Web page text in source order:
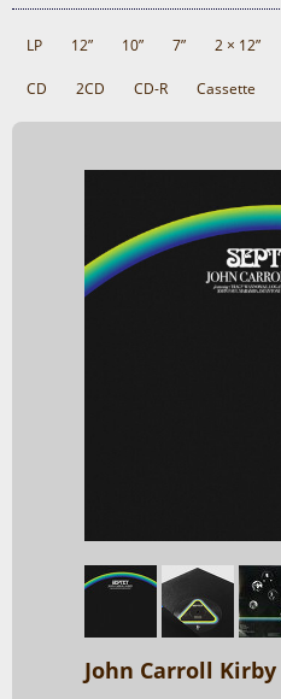
LP 12” 10” 7” 2 × 12”
CD 2CD CD-R Cassette
John Carroll Kirby